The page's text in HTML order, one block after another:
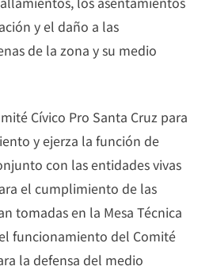
y el daño a las
de la zona y su medio
Cívico Pro Santa Cruz para
y ejerza la función de
con las entidades vivas
el cumplimiento de las
tomadas en la Mesa Técnica
funcionamiento del Comité
la defensa del medio